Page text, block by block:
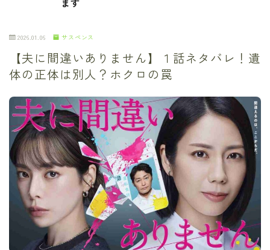
ます
2026.01.06 サスペンス
【夫に間違いありません】１話ネタバレ！遺
体の正体は別人？ホクロの罠